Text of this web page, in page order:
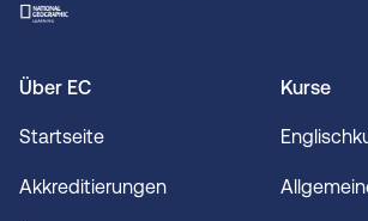
Über EC
Startseite
Akkreditierungen
Kurse